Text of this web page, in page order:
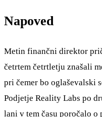
Napoved
Metin finančni direktor
četrtem četrtletju znašali
pri čemer bo oglaševalski
Podjetje Reality Labs po
lani v tem času poročalo o